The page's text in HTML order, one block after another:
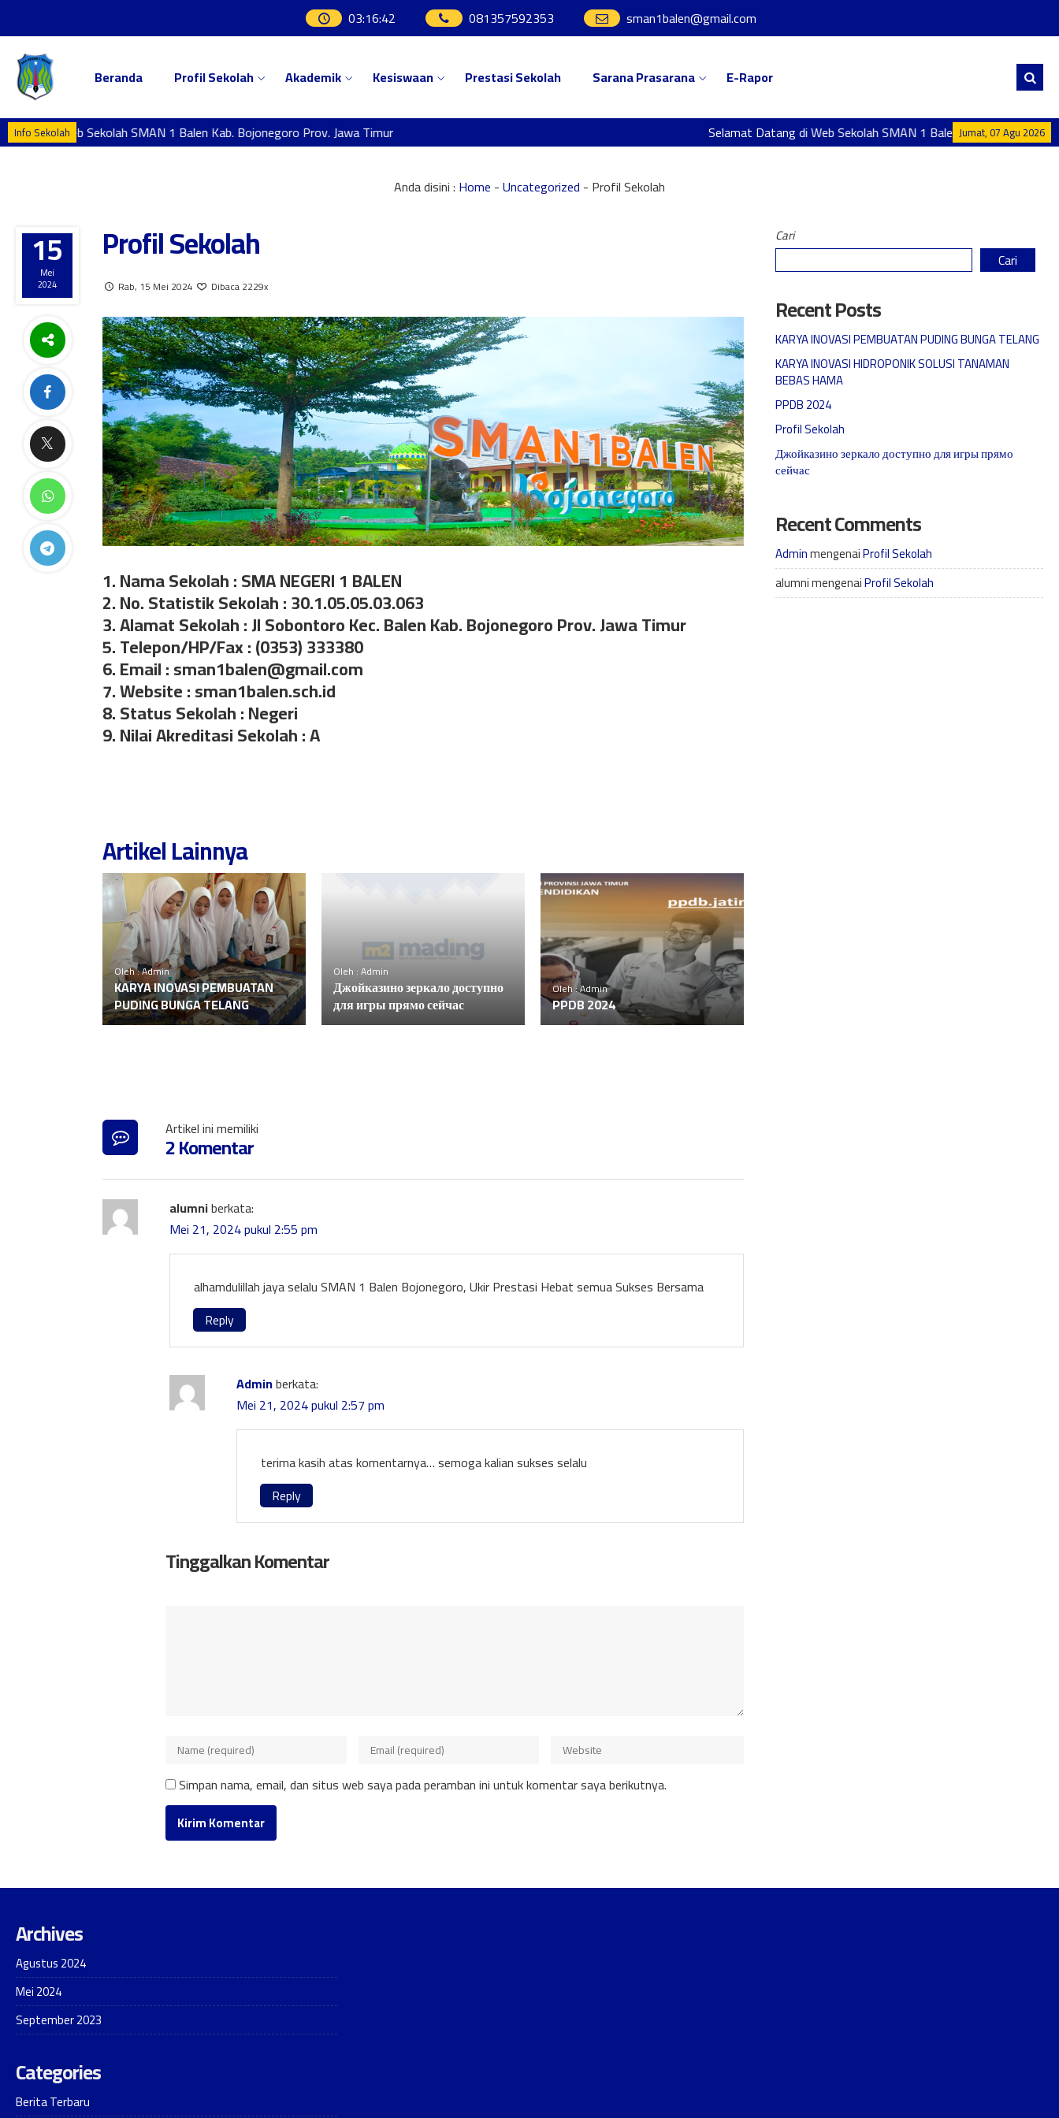
03:16:43 081357592353 sman1balen@gmail.com
Beranda Profil Sekolah Akademik Kesiswaan Prestasi Sekolah Sarana Prasarana E-Rapor
Info Sekolah Jumat, 07 Agu 2026
Selamat Datang di Web Sekolah SMAN 1 Balen Kab. Bojonegoro
di Web Sekolah SMAN 1 Balen Kab. Bojonegoro Prov. Jawa Timur
Anda disini : Home -Uncategorized - Profil Sekolah
15
Mei
2024
Profil Sekolah
Rab, 15 Mei 2024 Dibaca 2229x
1. Nama Sekolah : SMA NEGERI 1 BALEN
2. No. Statistik Sekolah : 30.1.05.05.03.063
3. Alamat Sekolah : Jl Sobontoro Kec. Balen Kab. Bojonegoro Prov. Jawa Timur
5. Telepon/HP/Fax : (0353) 333380
6. Email : sman1balen@gmail.com
7. Website : sman1balen.sch.id
8. Status Sekolah : Negeri
9. Nilai Akreditasi Sekolah : A
Artikel Lainnya
Oleh : Admin
KARYA INOVASI PEMBUATAN
PUDING BUNGA TELANG
Oleh : Admin
Джойказино зеркало доступно
для игры прямо сейчас
Oleh : Admin
PPDB 2024
Artikel ini memiliki
2 Komentar
alumniberkata:
Mei 21, 2024 pukul 2:55 pm
alhamdulillah jaya selalu SMAN 1 Balen Bojonegoro, Ukir Prestasi Hebat semua Sukses Bersama
Reply
Adminberkata:
Mei 21, 2024 pukul 2:57 pm
terima kasih atas komentarnya… semoga kalian sukses selalu
Reply
Tinggalkan Komentar
Simpan nama, email, dan situs web saya pada peramban ini untuk komentar saya berikutnya.
Cari
Cari
Recent Posts
KARYA INOVASI PEMBUATAN PUDING BUNGA TELANG
KARYA INOVASI HIDROPONIK SOLUSI TANAMAN
BEBAS HAMA
PPDB 2024
Profil Sekolah
Джойказино зеркало доступно для игры прямо
сейчас
Recent Comments
AdminmengenaiProfil Sekolah
alumnimengenaiProfil Sekolah
Archives
Agustus 2024
Mei 2024
September 2023
Categories
Berita Terbaru